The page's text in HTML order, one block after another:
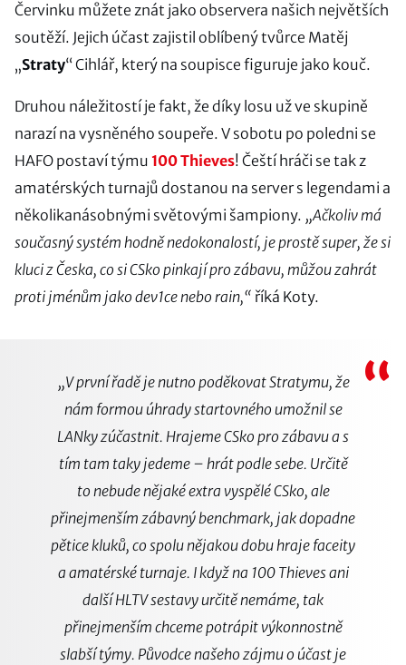
Červinku můžete znát jako observera našich největších
soutěží. Jejich účast zajistil oblíbený tvůrce Matěj
„Straty“ Cihlář, který na soupisce figuruje jako kouč.
Druhou náležitostí je fakt, že díky losu už ve skupině
narazí na vysněného soupeře. V sobotu po poledni se
HAFO postaví týmu 100 Thieves! Čeští hráči se tak z
amatérských turnajů dostanou na server s legendami a
několikanásobnými světovými šampiony. „Ačkoliv má
současný systém hodně nedokonalostí, je prostě super, že si
kluci z Česka, co si CSko pinkají pro zábavu, můžou zahrát
proti jménům jako dev1ce nebo rain,“ říká Koty.
„V první řadě je nutno poděkovat Stratymu, že
nám formou úhrady startovného umožnil se
LANky zúčastnit. Hrajeme CSko pro zábavu a s
tím tam taky jedeme – hrát podle sebe. Určitě
to nebude nějaké extra vyspělé CSko, ale
přinejmenším zábavný benchmark, jak dopadne
pětice kluků, co spolu nějakou dobu hraje faceity
a amatérské turnaje. I když na 100 Thieves ani
další HLTV sestavy určitě nemáme, tak
přinejmenším chceme potrápit výkonnostně
slabší týmy. Původce našeho zájmu o účast je
“